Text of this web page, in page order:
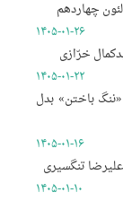
چهاردهم
۱۴۰۵-۰۱-۲۶
خرّازی
۱۴۰۵-۰۱-۲۲
باختن» بدل
۱۴۰۵-۰۱-۱۶
تنگسیری
۱۴۰۵-۰۱-۱۰